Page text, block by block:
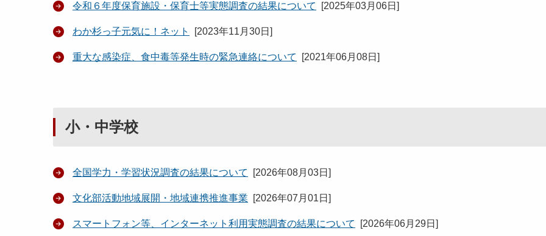
令和６年度保育施設・保育士等実態調査の結果について [2025年03月06日 ]
わか杉っ子元気に！ネット [2023年11月30日 ]
重大な感染症、食中毒等発生時の緊急連絡について [2021年06月08日 ]
小・中学校
全国学力・学習状況調査の結果について [2026年08月03日 ]
文化部活動地域展開・地域連携推進事業 [2026年07月01日 ]
スマートフォン等、インターネット利用実態調査の結果について [2026年06月29日 ]